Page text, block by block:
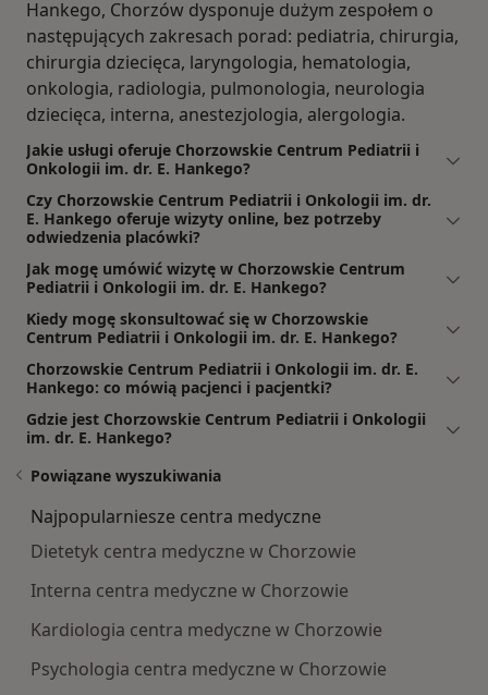
Hankego, Chorzów dysponuje dużym zespołem o
następujących zakresach porad: pediatria, chirurgia,
chirurgia dziecięca, laryngologia, hematologia,
onkologia, radiologia, pulmonologia, neurologia
dziecięca, interna, anestezjologia, alergologia.
Jakie usługi oferuje Chorzowskie Centrum Pediatrii i
Onkologii im. dr. E. Hankego?
Czy Chorzowskie Centrum Pediatrii i Onkologii im. dr.
E. Hankego oferuje wizyty online, bez potrzeby
odwiedzenia placówki?
Jak mogę umówić wizytę w Chorzowskie Centrum
Pediatrii i Onkologii im. dr. E. Hankego?
Kiedy mogę skonsultować się w Chorzowskie
Centrum Pediatrii i Onkologii im. dr. E. Hankego?
Chorzowskie Centrum Pediatrii i Onkologii im. dr. E.
Hankego: co mówią pacjenci i pacjentki?
Gdzie jest Chorzowskie Centrum Pediatrii i Onkologii
im. dr. E. Hankego?
Powiązane wyszukiwania
Najpopularniesze centra medyczne
Dietetyk centra medyczne w Chorzowie
Interna centra medyczne w Chorzowie
Kardiologia centra medyczne w Chorzowie
Psychologia centra medyczne w Chorzowie